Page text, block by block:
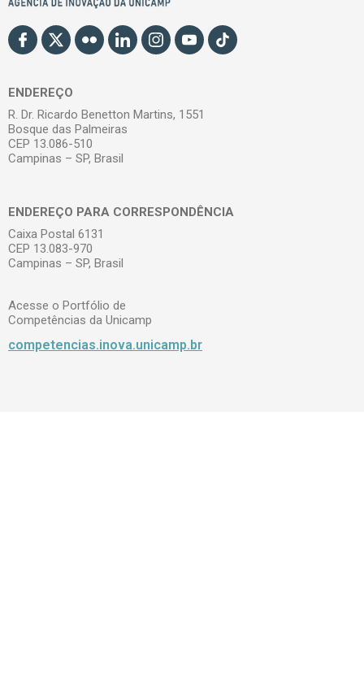
ENDEREÇO
R. Dr. Ricardo Benetton Martins, 1551
Bosque das Palmeiras
CEP 13.086-510
Campinas – SP, Brasil
ENDEREÇO PARA CORRESPONDÊNCIA
Caixa Postal 6131
CEP 13.083-970
Campinas – SP, Brasil
Acesse o Portfólio de
Competências da Unicamp
competencias.inova.unicamp.br